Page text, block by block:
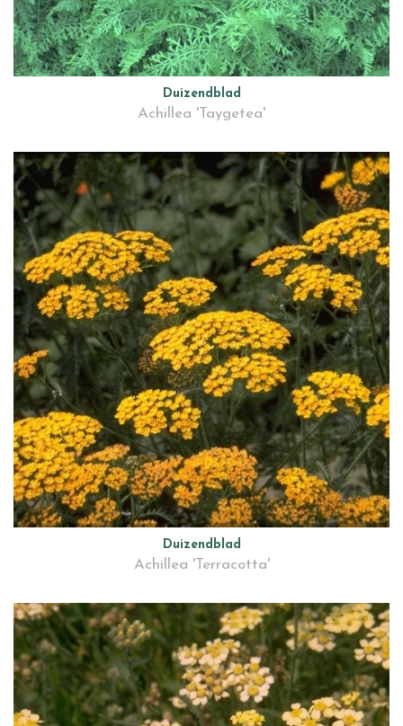
Duizendblad
Achillea 'Taygetea'
Duizendblad
Achillea 'Terracotta'